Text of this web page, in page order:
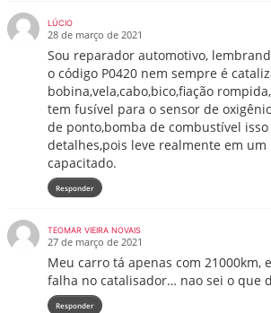
LÚCIO
28 de março de 2021
Sou reparador automotivo,
o código P0420 nem sempre é
bobina,vela,cabo,bico,fiação
tem fusível para o sensor de
de ponto,bomba de combustível isso
detalhes,pois leve realmente em
capacitado.
Responder
TEOMAR VIEIRA NOVAIS
27 de março de 2021
Meu carro tá apenas com 21000km,
falha no catalisador… nao sei o que
Responder